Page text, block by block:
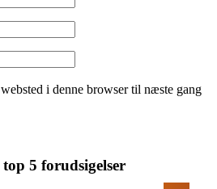
i denne browser til næste gang
5 forudsigelser